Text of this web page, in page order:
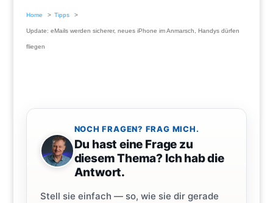
Home Tipps
Update: eMails werden sicherer, neues iPhone im Anmarsch, Handys dürfen
fliegen
NOCH FRAGEN? FRAG MICH.
Du hast eine Frage zu
diesem Thema? Ich hab die
Antwort.
Stell sie einfach — so, wie sie dir gerade